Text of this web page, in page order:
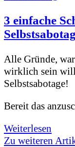
3 einfache
Alle Gründe,
wirklich sein
Selbstsabotage!
Bereit das
Weiterlesen
Zu weiteren